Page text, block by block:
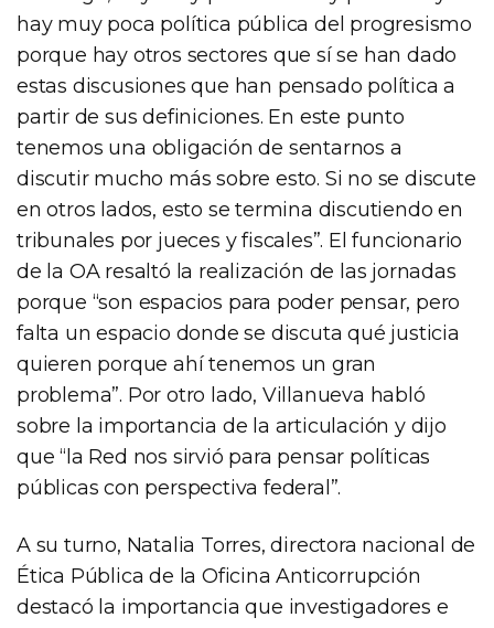
hay muy poca política pública del progresismo
porque hay otros sectores que sí se han dado
estas discusiones que han pensado política a
partir de sus definiciones. En este punto
tenemos una obligación de sentarnos a
discutir mucho más sobre esto. Si no se discute
en otros lados, esto se termina discutiendo en
tribunales por jueces y fiscales”. El funcionario
de la OA resaltó la realización de las jornadas
porque “son espacios para poder pensar, pero
falta un espacio donde se discuta qué justicia
quieren porque ahí tenemos un gran
problema”. Por otro lado, Villanueva habló
sobre la importancia de la articulación y dijo
que “la Red nos sirvió para pensar políticas
públicas con perspectiva federal”.
A su turno, Natalia Torres, directora nacional de
Ética Pública de la Oficina Anticorrupción
destacó la importancia que investigadores e